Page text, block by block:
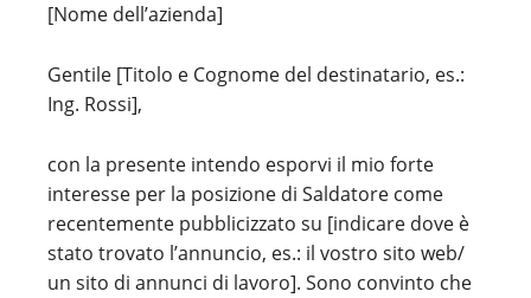
[Nome dell’azienda]
Gentile [Titolo e Cognome del destinatario, es.:
Ing. Rossi],
con la presente intendo esporvi il mio forte
interesse per la posizione di Saldatore come
recentemente pubblicizzato su [indicare dove è
stato trovato l’annuncio, es.: il vostro sito web/
un sito di annunci di lavoro]. Sono convinto che